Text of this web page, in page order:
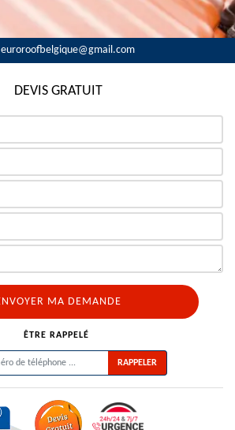
euroroofbelgique@gmail.com
DEVIS GRATUIT
ÊTRE RAPPELÉ